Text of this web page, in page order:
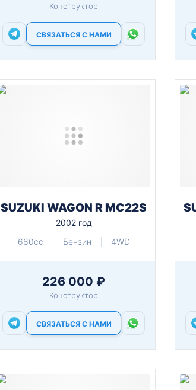
Конструктор
СВЯЗАТЬСЯ С НАМИ
SUZUKI WAGON R MC22S
2002 год
660cc
Бензин 4WD
226 000 ₽
Конструктор
СВЯЗАТЬСЯ С НАМИ